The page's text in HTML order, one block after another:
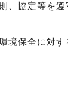
、協定等を遵
境保全に対す